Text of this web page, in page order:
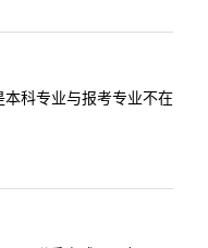
科专业与报考专业不在